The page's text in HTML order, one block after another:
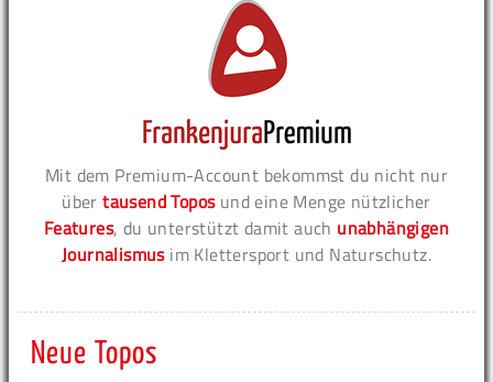
Mit dem Premium-Account bekommst du nicht nur
übertausend Toposund eine Menge nützlicher
Features, du unterstützt damit auch unabhängigen
Journalismusim Klettersport und Naturschutz.
Neue Topos